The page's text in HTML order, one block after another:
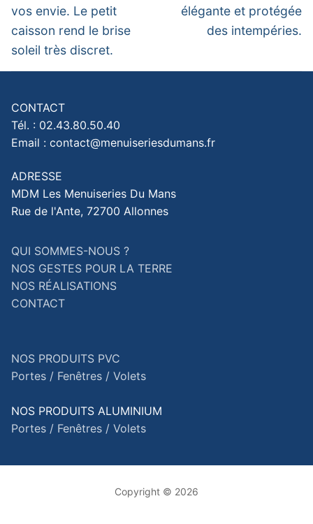
vos envie. Le petit
caisson rend le brise
soleil très discret.
élégante et protégée
des intempéries.
CONTACT
Tél. : 02.43.80.50.40
Email : contact@menuiseriesdumans.fr
ADRESSE
MDM Les Menuiseries Du Mans
Rue de l'Ante, 72700 Allonnes
QUI SOMMES-NOUS ?
NOS GESTES POUR LA TERRE
NOS RÉALISATIONS
CONTACT
NOS PRODUITS PVC
Portes / Fenêtres / Volets
NOS PRODUITS ALUMINIUM
Portes / Fenêtres / Volets
Copyright © 2026